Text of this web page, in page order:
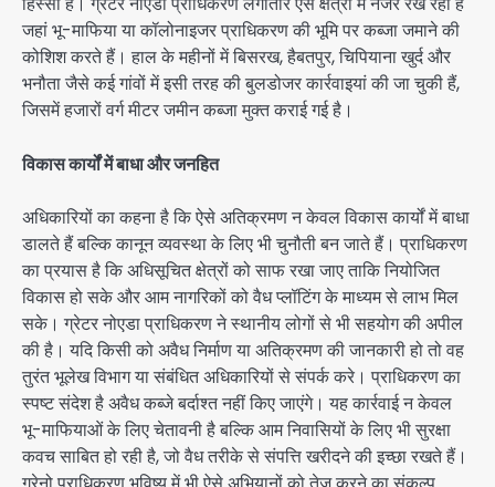
जहां भू-माफिया या कॉलोनाइजर प्राधिकरण की भूमि पर कब्जा जमाने की
कोशिश करते हैं। हाल के महीनों में बिसरख, हैबतपुर, चिपियाना खुर्द और
भनौता जैसे कई गांवों में इसी तरह की बुलडोजर कार्रवाइयां की जा चुकी हैं,
जिसमें हजारों वर्ग मीटर जमीन कब्जा मुक्त कराई गई है।
विकास कार्यों में बाधा और जनहित
अधिकारियों का कहना है कि ऐसे अतिक्रमण न केवल विकास कार्यों में बाधा
डालते हैं बल्कि कानून व्यवस्था के लिए भी चुनौती बन जाते हैं। प्राधिकरण
का प्रयास है कि अधिसूचित क्षेत्रों को साफ रखा जाए ताकि नियोजित
विकास हो सके और आम नागरिकों को वैध प्लॉटिंग के माध्यम से लाभ मिल
सके। ग्रेटर नोएडा प्राधिकरण ने स्थानीय लोगों से भी सहयोग की अपील
की है। यदि किसी को अवैध निर्माण या अतिक्रमण की जानकारी हो तो वह
तुरंत भूलेख विभाग या संबंधित अधिकारियों से संपर्क करे। प्राधिकरण का
स्पष्ट संदेश है अवैध कब्जे बर्दाश्त नहीं किए जाएंगे। यह कार्रवाई न केवल
भू-माफियाओं के लिए चेतावनी है बल्कि आम निवासियों के लिए भी सुरक्षा
कवच साबित हो रही है, जो वैध तरीके से संपत्ति खरीदने की इच्छा रखते हैं।